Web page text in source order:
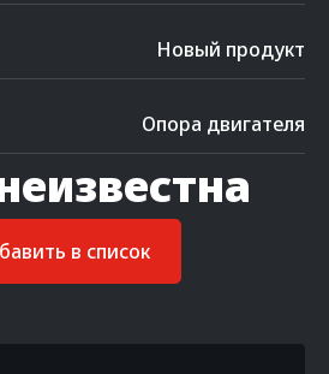
Новый продукт
Опора двигателя
в список